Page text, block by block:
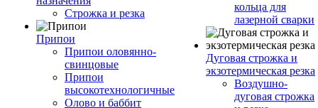
Строжка и резка
Припои
Припои оловянно-
свинцовые
Припои
высокотехнологичные
Олово и баббит
кольца для
лазерной сварки
Дуговая строжка и
экзотермическая резка
Воздушно-
дуговая строжка